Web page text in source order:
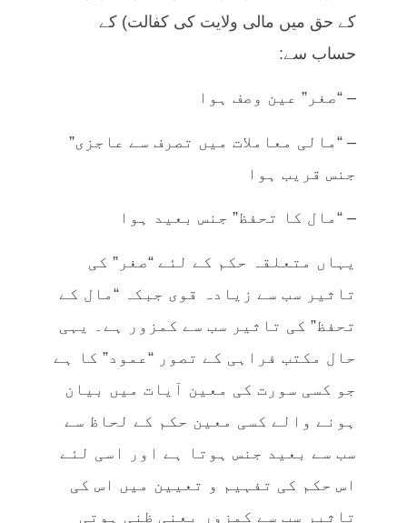
کے حق میں مالی ولایت کی کفالت) کے
حساب سے:
– “صغر” عین وصف ہوا
– “مالی معاملات میں تصرف سے عاجزی”
جنس قریب ہوا
– “مال کا تحفظ” جنس بعید ہوا
یہاں متعلقہ حکم کے لئے “صغر” کی
تاثیر سب سے زیادہ قوی جبکہ “مال کے
تحفظ” کی تاثیر سب سے کمزور ہے۔ یہی
حال مکتب فراہی کے تصور “عمود” کا ہے
جو کسی سورت کی معین آیات میں بیان
ہونے والے کسی معین حکم کے لحاظ سے
سب سے بعید جنس ہوتا ہے اور اسی لئے
اس حکم کی تفہیم و تعیین میں اس کی
تاثیر سب سے کمزور یعنی ظنی ہوتی